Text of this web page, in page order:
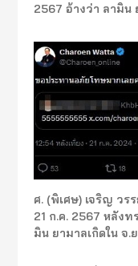
2567 อ้างว่า ลามิน
ศ. (พิเศษ) เจริญ วร
21 ก.ค. 2567 หลังท
มิน ยามาลเกิดใน จ.